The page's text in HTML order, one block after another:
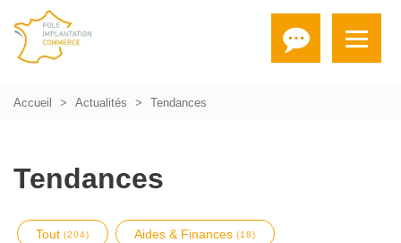
Accueil Actualités Tendances
Tendances
Tout (204) Aides & Finances (18)